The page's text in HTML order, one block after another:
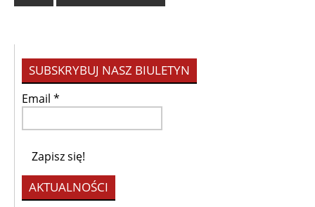
SUBSKRYBUJ NASZ BIULETYN
Email *
AKTUALNOŚCI